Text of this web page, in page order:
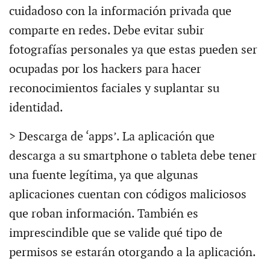
cuidadoso con la información privada que
comparte en redes. Debe evitar subir
fotografías personales ya que estas pueden ser
ocupadas por los hackers para hacer
reconocimientos faciales y suplantar su
identidad.
> Descarga de ‘apps’. La aplicación que
descarga a su smartphone o tableta debe tener
una fuente legítima, ya que algunas
aplicaciones cuentan con códigos maliciosos
que roban información. También es
imprescindible que se valide qué tipo de
permisos se estarán otorgando a la aplicación.